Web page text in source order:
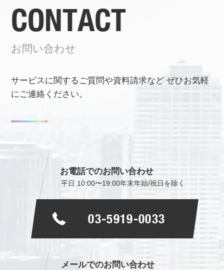
CONTACT
お問い合わせ
サービスに関するご質問や資料請求などぜひお気軽
にご連絡ください。
お電話でのお問い合わせ
平日 10:00〜19:00年末年始/祝日を除く
03-5919-0033
メールでのお問い合わせ